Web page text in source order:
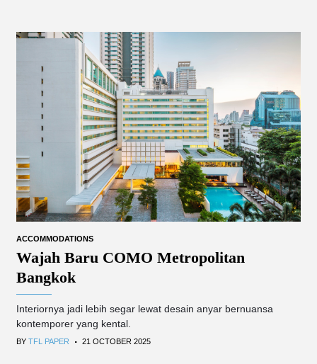
ACCOMMODATIONS
Wajah Baru COMO Metropolitan
Bangkok
Interiornya jadi lebih segar lewat desain anyar bernuansa
kontemporer yang kental.
BY TFL PAPER . 21 OCTOBER 2025